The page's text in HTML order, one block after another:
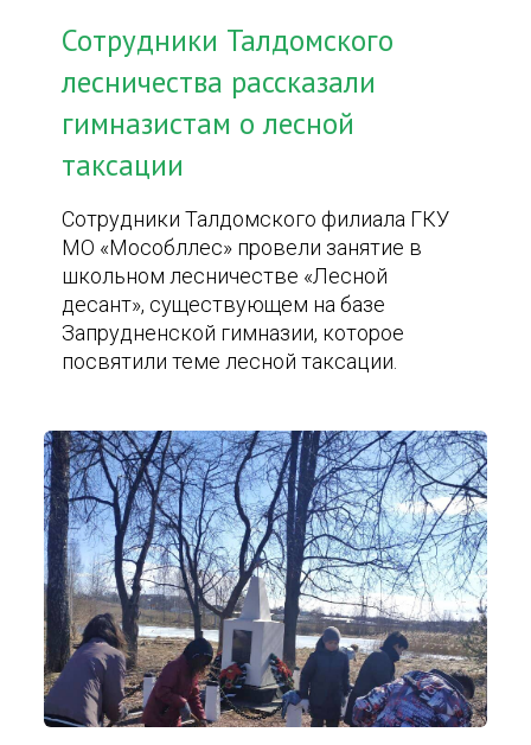
Сотрудники Талдомского
лесничества рассказали
гимназистам о лесной
таксации
Сотрудники Талдомского филиала ГКУ
МО «Мособллес» провели занятие в
школьном лесничестве «Лесной
десант», существующем на базе
Запрудненской гимназии, которое
посвятили теме лесной таксации.